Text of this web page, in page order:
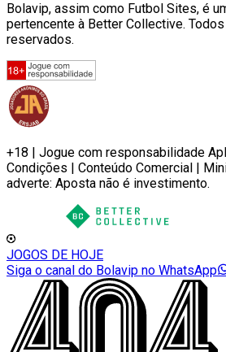
Bolavip, assim como Futbol Sites, é
pertencente à Better Collective.
reservados.
+18 | Jogue com responsabilidade
Condições | Conteúdo Comercial |
adverte: Aposta não é investimento.
JOGOS DE HOJE
Siga o canal do Bolavip no WhatsApp